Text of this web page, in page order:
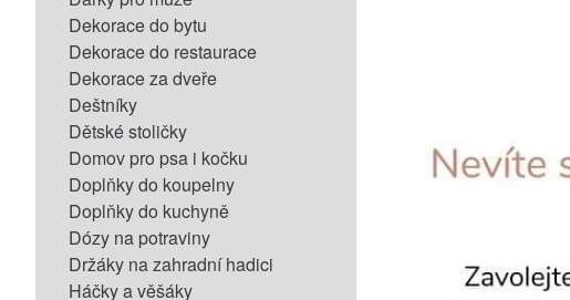
Dekorace do bytu
Dekorace do restaurace
Dekorace za dveře
Deštníky
Dětské stoličky
Domov pro psa i kočku
Doplňky do koupelny
Doplňky do kuchyně
Dózy na potraviny
Držáky na zahradní hadici
Háčky a věšáky